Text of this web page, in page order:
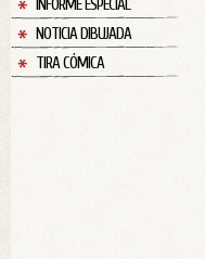
INFORME ESPECIAL
NOTICIA DIBUJADA
TIRA CÓMICA